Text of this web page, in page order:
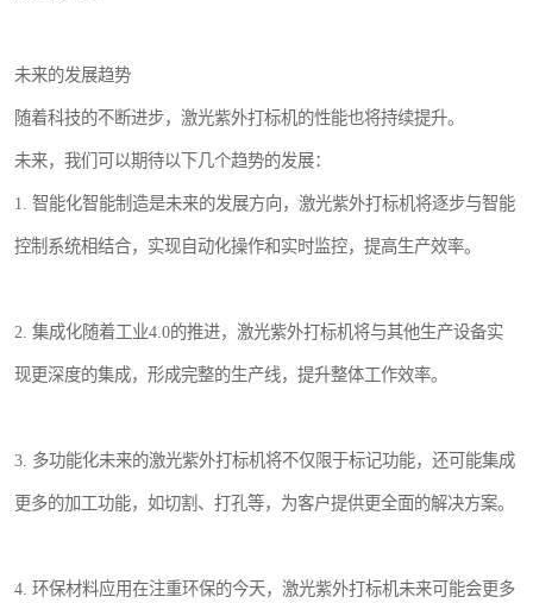
未来的发展趋势
随着科技的不断进步，激光紫外打标机的性能也将持续提升。
未来，我们可以期待以下几个趋势的发展：
1. 智能化智能制造是未来的发展方向，激光紫外打标机将逐步与智能
控制系统相结合，实现自动化操作和实时监控，提高生产效率。
2. 集成化随着工业4.0的推进，激光紫外打标机将与其他生产设备实
现更深度的集成，形成完整的生产线，提升整体工作效率。
3. 多功能化未来的激光紫外打标机将不仅限于标记功能，还可能集成
更多的加工功能，如切割、打孔等，为客户提供更全面的解决方案。
4. 环保材料应用在注重环保的今天，激光紫外打标机未来可能会更多